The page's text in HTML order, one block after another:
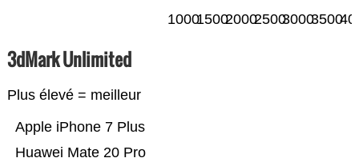
100015002000250030003500
3dMark Unlimited
Plus élevé = meilleur
Huawei Mate 20 Pro
Apple iPhone 7 Plus